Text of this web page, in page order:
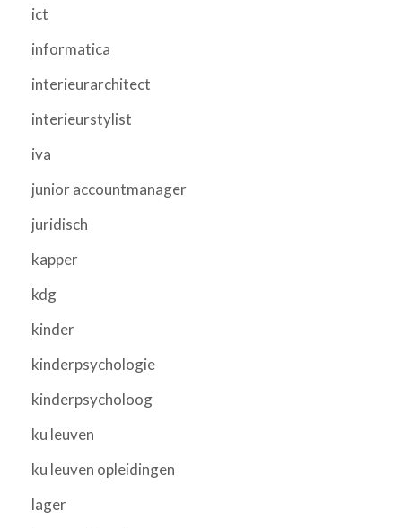
ict
informatica
interieurarchitect
interieurstylist
iva
junior accountmanager
juridisch
kapper
kdg
kinder
kinderpsychologie
kinderpsycholoog
ku leuven
ku leuven opleidingen
lager